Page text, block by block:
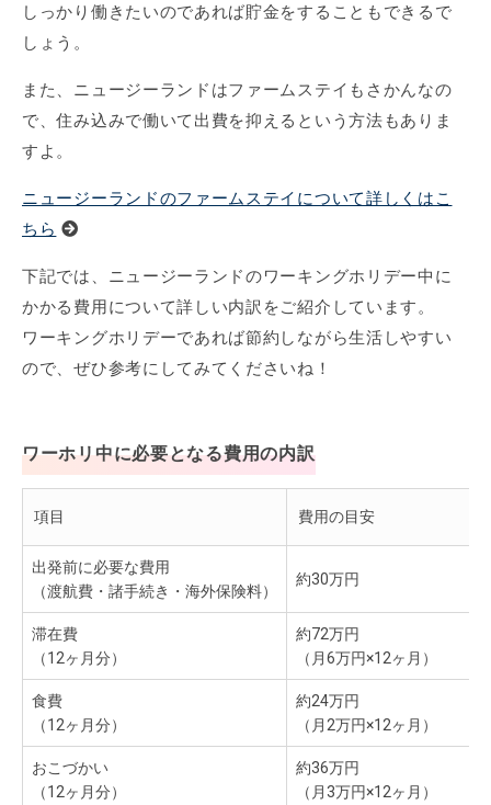
しっかり働きたいのであれば貯金をすることもできるで
しょう。
また、ニュージーランドはファームステイもさかんなの
で、住み込みで働いて出費を抑えるという方法もありま
すよ。
ニュージーランドのファームステイについて詳しくはこ
ちら
下記では、ニュージーランドのワーキングホリデー中に
かかる費用について詳しい内訳をご紹介しています。
ワーキングホリデーであれば節約しながら生活しやすい
ので、ぜひ参考にしてみてくださいね！
ワーホリ中に必要となる費用の内訳
項目 費用の目安
出発前に必要な費用
（渡航費・諸手続き・海外保険料）
約30万円
滞在費
（12ヶ月分）
約72万円
（月6万円×12ヶ月）
食費
（12ヶ月分）
約24万円
（月2万円×12ヶ月）
おこづかい
（12ヶ月分）
約36万円
（月3万円×12ヶ月）